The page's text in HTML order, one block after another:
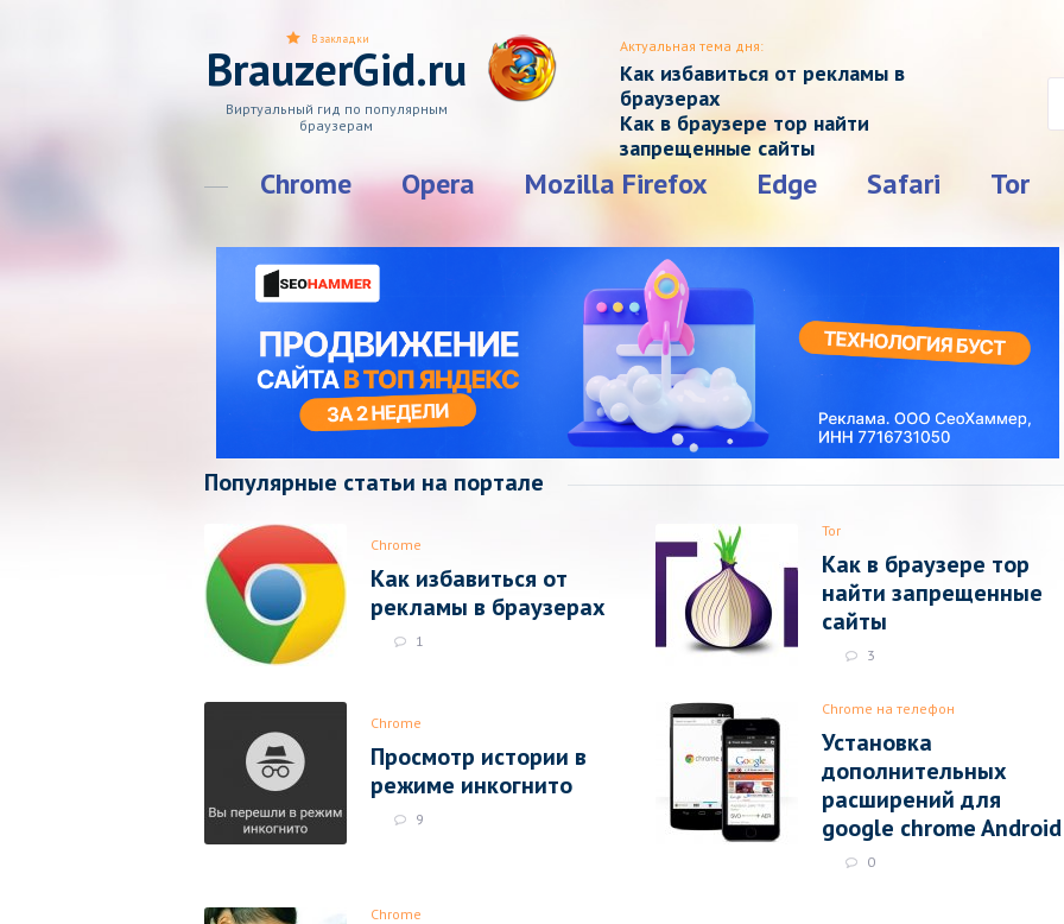
BrauzerGid.ru
Виртуальный гид по популярным
браузерам
Актуальная тема дня:
Как избавиться от рекламы в
браузерах
Как в браузере тор найти
запрещенные сайты
Chrome Opera Mozilla Firefox Edge Safari Tor
В закладки
Популярные статьи на портале
Chrome
Как избавиться от
рекламы в браузерах
1
Tor
Как в браузере тор
найти запрещенные
сайты
3
Chrome
Просмотр истории в
режиме инкогнито
9
Chrome на телефон
Установка
дополнительных
расширений для
google chrome Android
0
Chrome